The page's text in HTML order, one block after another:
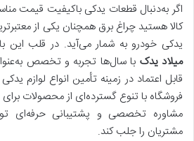
اگر به‌دنبال قطعات یدکی باکیفیت قیمت
کالا هستید چراغ برق همچنان یکی از
یدکی خودرو به شمار می‌آید. در قلب این
میلاد یدک با سال‌ها تجربه و تخصص
قابل اعتماد در زمینه تأمین انواع لوازم
فروشگاه با تنوع گسترده‌ای از محصولات
مشاوره تخصصی و پشتیبانی حرفه‌ای
مشتریان را جلب کند.